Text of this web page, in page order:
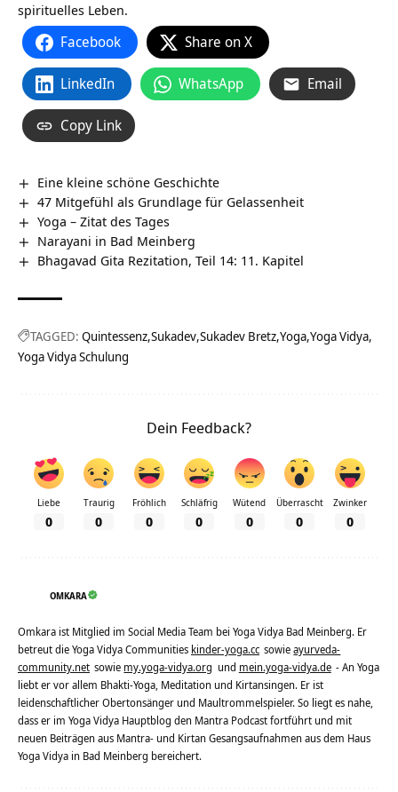
spirituelles Leben.
Facebook Share on X
LinkedIn WhatsApp Email
Copy Link
Eine kleine schöne Geschichte
47 Mitgefühl als Grundlage für Gelassenheit
Yoga – Zitat des Tages
Narayani in Bad Meinberg
Bhagavad Gita Rezitation, Teil 14: 11. Kapitel
TAGGED: Quintessenz Sukadev Sukadev Bretz Yoga Yoga Vidya
Yoga Vidya Schulung
Dein Feedback?
Liebe
0
Traurig
0
Fröhlich
0
Schläfrig
0
Wütend
0
Überrascht
0
Zwinker
0
OMKARA
Omkara ist Mitglied im Social Media Team bei Yoga Vidya Bad Meinberg. Er
betreut die Yoga Vidya Communities kinder-yoga.cc sowieayurveda-
community.net sowie my.yoga-vidya.org und mein.yoga-vidya.de - An Yoga
liebt er vor allem Bhakti-Yoga, Meditation und Kirtansingen. Er ist
leidenschaftlicher Obertonsänger und Maultrommelspieler. So liegt es nahe,
dass er im Yoga Vidya Hauptblog den Mantra Podcast fortführt und mit
neuen Beiträgen aus Mantra- und Kirtan Gesangsaufnahmen aus dem Haus
Yoga Vidya in Bad Meinberg bereichert.